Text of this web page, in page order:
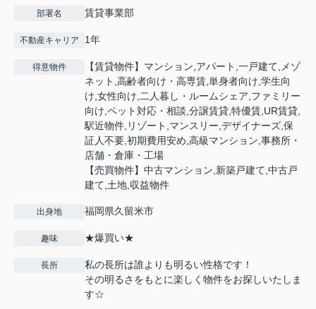
部署名 賃貸事業部
不動産キャリア 1年
得意物件
【賃貸物件】マンション,アパート,一戸建て,メゾ
ネット,高齢者向け・高専賃,単身者向け,学生向
け,女性向け,二人暮し・ルームシェア,ファミリー
向け,ペット対応・相談,分譲賃貸,特優賃,UR賃貸,
駅近物件,リゾート,マンスリー,デザイナーズ,保
証人不要,初期費用安め,高級マンション,事務所・
店舗・倉庫・工場
【売買物件】中古マンション,新築戸建て,中古戸
建て,土地,収益物件
出身地 福岡県久留米市
趣味 ★爆買い★
長所
私の長所は誰よりも明るい性格です！
その明るさをもとに楽しく物件をお探しいたしま
す☆